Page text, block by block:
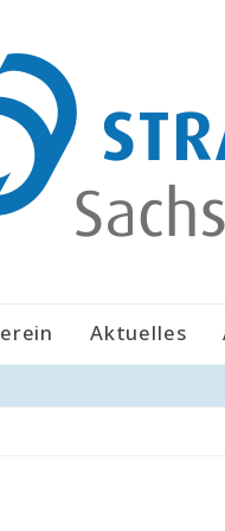
Aktuelles